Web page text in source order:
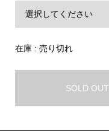
在庫 : 売り切れ
SOLD OUT